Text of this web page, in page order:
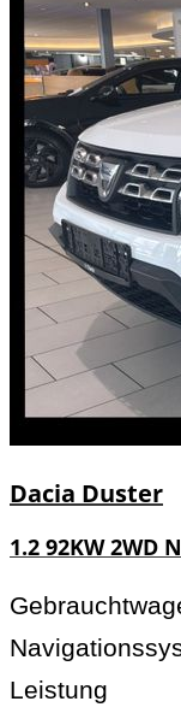
Dacia Duster
1.2 92KW 2WD
Leistung